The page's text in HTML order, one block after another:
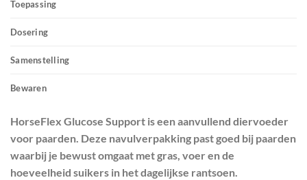
Toepassing
Dosering
Samenstelling
Bewaren
HorseFlex Glucose Support is een aanvullend diervoeder
voor paarden. Deze navulverpakking past goed bij paarden
waarbij je bewust omgaat met gras, voer en de
hoeveelheid suikers in het dagelijkse rantsoen.